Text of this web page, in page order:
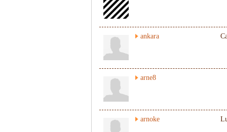
ankara
arne8
arnoke